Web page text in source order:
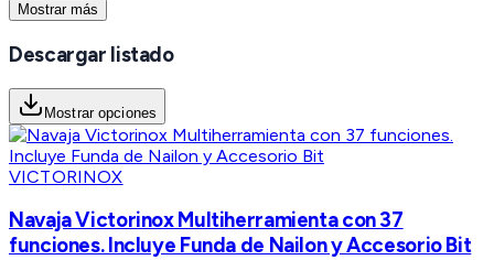
Mostrar más
Descargar listado
Mostrar opciones
VICTORINOX
Navaja Victorinox Multiherramienta con 37
funciones. Incluye Funda de Nailon y Accesorio Bit